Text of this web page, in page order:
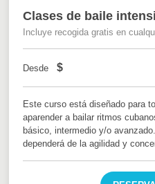
Clases de baile
Incluye recogida gratis en
Desde $
Este curso está diseñado para
aparender a bailar ritmos
básico, intermedio y/o
dependerá de la agilidad y